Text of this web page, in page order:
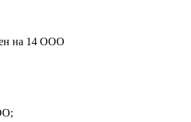
на 14 ООО